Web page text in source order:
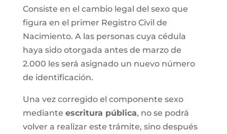
Consiste en el cambio legal del sexo que
figura en el primer Registro Civil de
Nacimiento. A las personas cuya cédula
haya sido otorgada antes de marzo de
2.000 les será asignado un nuevo número
de identificación.
Una vez corregido el componente sexo
mediante escritura pública, no se podrá
volver a realizar este trámite, sino después